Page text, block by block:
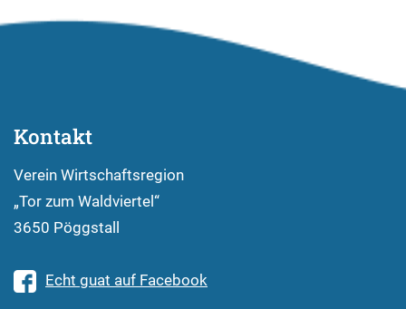
Kontakt
Verein Wirtschaftsregion
„Tor zum Waldviertel“
3650 Pöggstall
Echt guat auf Facebook